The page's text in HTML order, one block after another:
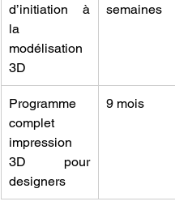
d’initiation à
la
modélisation
3D
semaines
Programme
complet
impression
3D pour
designers
9 mois